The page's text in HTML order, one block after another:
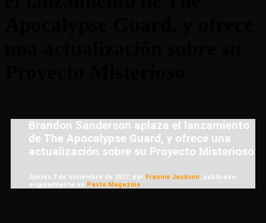
Brandon Sanderson aplaza el lanzamiento
de The Apocalypse Guard, y ofrece una
actualización sobre su Proyecto Misterioso
Jueves 2 de noviembre de 2017, por Frannie Jackson, publicado
originalmente en Paste Magazine